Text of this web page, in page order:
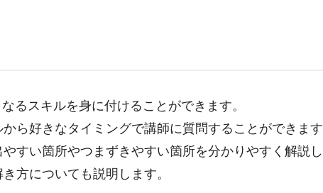
るスキルを身に付けることができます。
ら好きなタイミングで講師に質問することができま
すい箇所やつまずきやすい箇所を分かりやすく解説
方についても説明します。